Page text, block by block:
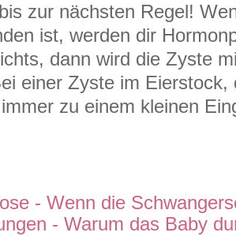
zur nächsten Regel!
ist, werden dir
dann wird die Zyste
einer Zyste im
zu einem kleinen
- Wenn die
- Warum das Baby